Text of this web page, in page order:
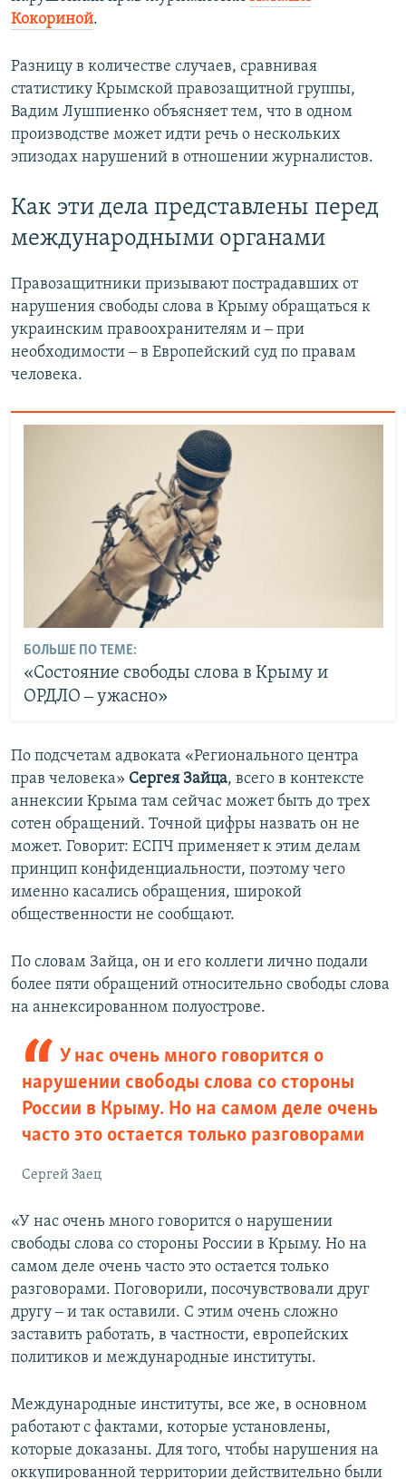
Кокориной.
Разницу в количестве случаев, сравнивая
статистику Крымской правозащитной группы,
Вадим Лушпиенко объясняет тем, что в одном
производстве может идти речь о нескольких
эпизодах нарушений в отношении журналистов.
Как эти дела представлены перед
международными органами
Правозащитники призывают пострадавших от
нарушения свободы слова в Крыму обращаться к
украинским правоохранителям и ‒ при
необходимости ‒ в Европейский суд по правам
человека.
БОЛЬШЕ ПО ТЕМЕ:
«Состояние свободы слова в Крыму и
ОРДЛО ‒ ужасно»
По подсчетам адвоката «Регионального центра
прав человека» Сергея Зайца, всего в контексте
аннексии Крыма там сейчас может быть до трех
сотен обращений. Точной цифры назвать он не
может. Говорит: ЕСПЧ применяет к этим делам
принцип конфиденциальности, поэтому чего
именно касались обращения, широкой
общественности не сообщают.
По словам Зайца, он и его коллеги лично подали
более пяти обращений относительно свободы слова
на аннексированном полуострове.
У нас очень много говорится о
нарушении свободы слова со стороны
России в Крыму. Но на самом деле очень
часто это остается только разговорами
Сергей Заец
«У нас очень много говорится о нарушении
свободы слова со стороны России в Крыму. Но на
самом деле очень часто это остается только
разговорами. Поговорили, посочувствовали друг
другу ‒ и так оставили. С этим очень сложно
заставить работать, в частности, европейских
политиков и международные институты.
Международные институты, все же, в основном
работают с фактами, которые установлены,
которые доказаны. Для того, чтобы нарушения на
оккупированной территории действительно были